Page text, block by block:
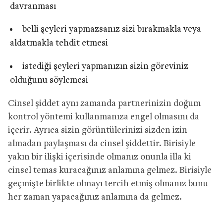
davranması
belli şeyleri yapmazsanız sizi bırakmakla veya
aldatmakla tehdit etmesi
istediği şeyleri yapmanızın sizin göreviniz
olduğunu söylemesi
Cinsel şiddet aynı zamanda partnerinizin doğum
kontrol yöntemi kullanmanıza engel olmasını da
içerir. Ayrıca sizin görüntülerinizi sizden izin
almadan paylaşması da cinsel şiddettir. Birisiyle
yakın bir ilişki içerisinde olmanız onunla illa ki
cinsel temas kuracağınız anlamına gelmez. Birisiyle
geçmişte birlikte olmayı tercih etmiş olmanız bunu
her zaman yapacağınız anlamına da gelmez.